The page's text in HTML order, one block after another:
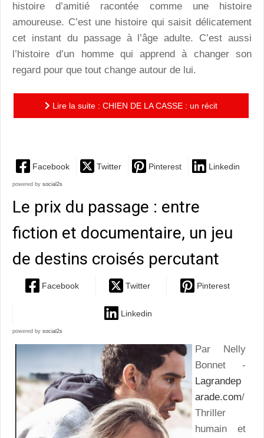
histoire d’amitié racontée comme une histoire
amoureuse. C’est une histoire qui saisit délicatement
cet instant du passage à l’âge adulte. C’est aussi
l’histoire d’un homme qui apprend à changer son
regard pour que tout change autour de lui.
Lire la suite : CHIEN DE LA CASSE : un récit
Facebook Twitter Pinterest Linkedin
powered by social2s
Le prix du passage : entre
fiction et documentaire, un jeu
de destins croisés percutant
Facebook Twitter Pinterest
Linkedin
powered by social2s
Par Nelly
Bonnet -
Lagrandep
arade.com/
Thriller
humain et